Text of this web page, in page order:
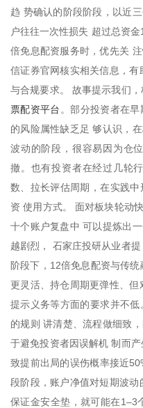
趋 势确认的阶段阶段，以近
户往往一次性损失 超过总资
倍免息配资服务时，优先关
信证券官网核实相关信息，
与合规要求。 故事提示我们
票配资平台 。部分投资者在
的风险属性缺乏足 够认识，
波动的阶段，很容易因为仓
撤。也有投资者在经过几轮
数、拉长评估周期，在实践
资 使用方式。 面对板块轮动
十个账户复盘中 可以提炼出
越剧烈， 石家庄投研从业者
阶段下，12倍免息配资与传
更灵活、持仓周期更弹性、
提示义务等方面的要求并不
的规则 讲清楚、流程做细致
于避免投资者因误解机 制而
致提前出局的误伤概率接近
段阶段，账户净值对短期波
保证金安全垫，就可能在1–3